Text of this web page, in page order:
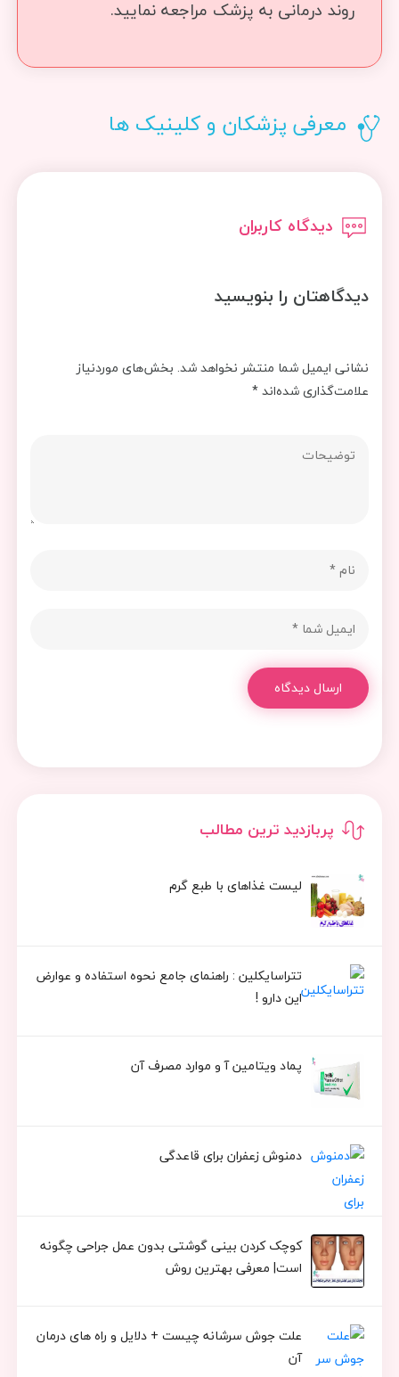
پربازدید ترین مطالب
لیست غذاهای با طبع گرم
تتراسایکلین : راهنمای جامع نحوه استفاده و عوارض
این دارو !
پماد ویتامین آ و موارد مصرف آن
دمنوش زعفران برای قاعدگی
کوچک کردن بینی گوشتی بدون عمل جراحی چگونه
است| معرفی بهترین روش
علت جوش سرشانه چیست + دلایل و راه های درمان
آن
روند درمانی به پزشک مراجعه نمایید.
معرفی پزشکان و کلینیک ها
دیدگاه کاربران
دیدگاهتان را بنویسید
نشانی ایمیل شما منتشر نخواهد شد. بخش‌های موردنیاز
علامت‌گذاری شده‌اند*
ارسال دیدگاه